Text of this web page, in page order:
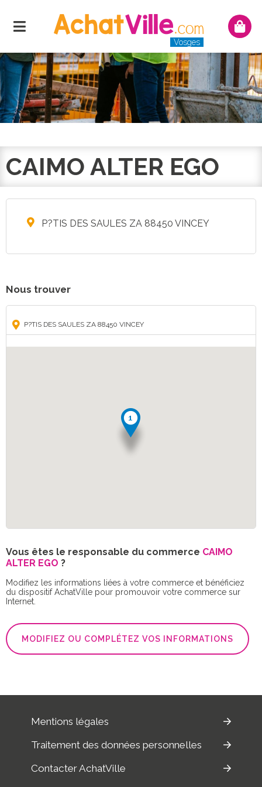
Menu
Vosges
Mon
panier
CAIMO ALTER EGO
P?TIS DES SAULES ZA 88450 VINCEY
Nous trouver
P?TIS DES SAULES ZA 88450 VINCEY
Vous êtes le responsable du commerce CAIMO
ALTER EGO ?
Modifiez les informations liées à votre commerce et bénéficiez
du dispositif AchatVille pour promouvoir votre commerce sur
Internet.
MODIFIEZ OU COMPLÉTEZ VOS INFORMATIONS
Mentions légales
Traitement des données personnelles
Contacter AchatVille